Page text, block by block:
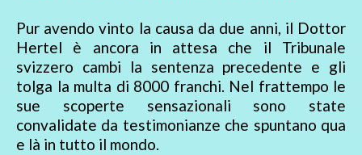
Pur avendo vinto la causa da due anni, il Dottor
Hertel è ancora in attesa che il Tribunale
svizzero cambi la sentenza precedente e gli
tolga la multa di 8000 franchi. Nel frattempo le
sue scoperte sensazionali sono state
convalidate da testimonianze che spuntano qua
e là in tutto il mondo.